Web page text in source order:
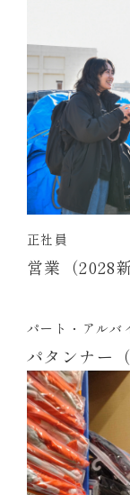
正社員
営業（2028
パート・アルバ
パタンナー